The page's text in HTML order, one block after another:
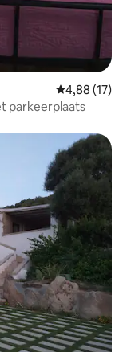
Gemiddelde
4,88 (17)
parkeerplaats